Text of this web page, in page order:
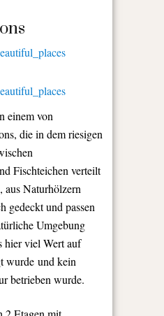
einem von
die in dem riesigen
Fischteichen verteilt
aus Naturhölzern
gedeckt und passen
Umgebung
hier viel Wert auf
wurde und kein
betrieben wurde.